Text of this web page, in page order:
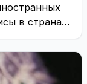
в странах